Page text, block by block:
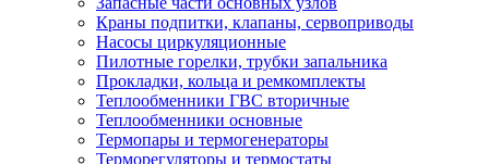
Краны подпитки, клапаны, сервоприводы
Насосы циркуляционные
Пилотные горелки, трубки запальника
Прокладки, кольца и ремкомплекты
Теплообменники ГВС вторичные
Теплообменники основные
Термопары и термогенераторы
Терморегуляторы и термостаты